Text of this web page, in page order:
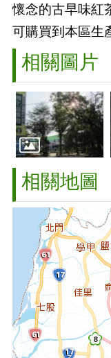
懷念的古早味紅
可購買到本區生
相關圖片
相關地圖